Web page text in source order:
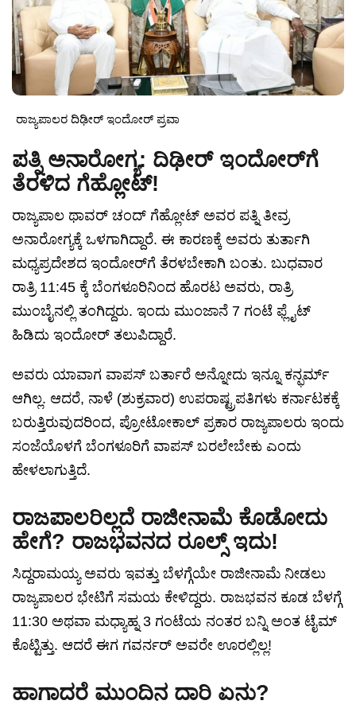
ರಾಜ್ಯಪಾಲರ ದಿಢೀರ್ ಇಂದೋರ್ ಪ್ರವಾ
ಪತ್ನಿ ಅನಾರೋಗ್ಯ: ದಿಢೀರ್ ಇಂದೋರ್‌ಗೆ
ತೆರಳಿದ ಗೆಹ್ಲೋಟ್!
ರಾಜ್ಯಪಾಲ ಥಾವರ್ ಚಂದ್ ಗೆಹ್ಲೋಟ್ ಅವರ ಪತ್ನಿ ತೀವ್ರ
ಅನಾರೋಗ್ಯಕ್ಕೆ ಒಳಗಾಗಿದ್ದಾರೆ. ಈ ಕಾರಣಕ್ಕೆ ಅವರು ತುರ್ತಾಗಿ
ಮಧ್ಯಪ್ರದೇಶದ ಇಂದೋರ್‌ಗೆ ತೆರಳಬೇಕಾಗಿ ಬಂತು. ಬುಧವಾರ
ರಾತ್ರಿ 11:45 ಕ್ಕೆ ಬೆಂಗಳೂರಿನಿಂದ ಹೊರಟ ಅವರು, ರಾತ್ರಿ
ಮುಂಬೈನಲ್ಲಿ ತಂಗಿದ್ದರು. ಇಂದು ಮುಂಜಾನೆ 7 ಗಂಟೆ ಫ್ಲೈಟ್
ಹಿಡಿದು ಇಂದೋರ್ ತಲುಪಿದ್ದಾರೆ.
ಅವರು ಯಾವಾಗ ವಾಪಸ್ ಬರ್ತಾರೆ ಅನ್ನೋದು ಇನ್ನೂ ಕನ್ಫರ್ಮ್
ಆಗಿಲ್ಲ. ಆದರೆ, ನಾಳೆ (ಶುಕ್ರವಾರ) ಉಪರಾಷ್ಟ್ರಪತಿಗಳು ಕರ್ನಾಟಕಕ್ಕೆ
ಬರುತ್ತಿರುವುದರಿಂದ, ಪ್ರೋಟೋಕಾಲ್ ಪ್ರಕಾರ ರಾಜ್ಯಪಾಲರು ಇಂದು
ಸಂಜೆಯೊಳಗೆ ಬೆಂಗಳೂರಿಗೆ ವಾಪಸ್ ಬರಲೇಬೇಕು ಎಂದು
ಹೇಳಲಾಗುತ್ತಿದೆ.
ರಾಜಪಾಲರಿಲ್ಲದೆ ರಾಜೀನಾಮೆ ಕೊಡೋದು
ಹೇಗೆ? ರಾಜಭವನದ ರೂಲ್ಸ್ ಇದು!
ಸಿದ್ದರಾಮಯ್ಯ ಅವರು ಇವತ್ತು ಬೆಳಗ್ಗೆಯೇ ರಾಜೀನಾಮೆ ನೀಡಲು
ರಾಜ್ಯಪಾಲರ ಭೇಟಿಗೆ ಸಮಯ ಕೇಳಿದ್ದರು. ರಾಜಭವನ ಕೂಡ ಬೆಳಗ್ಗೆ
11:30 ಅಥವಾ ಮಧ್ಯಾಹ್ನ 3 ಗಂಟೆಯ ನಂತರ ಬನ್ನಿ ಅಂತ ಟೈಮ್
ಕೊಟ್ಟಿತ್ತು. ಆದರೆ ಈಗ ಗವರ್ನರ್ ಅವರೇ ಊರಲ್ಲಿಲ್ಲ!
ಹಾಗಾದರೆ ಮುಂದಿನ ದಾರಿ ಏನು?